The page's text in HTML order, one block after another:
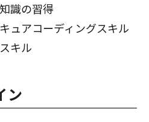
識の習得
ュアコーディングスキル
キル
ン